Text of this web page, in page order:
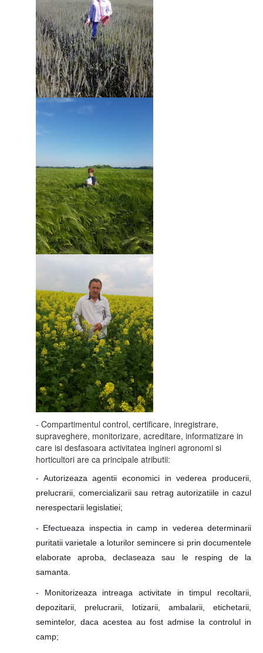
- Compartimentul control, certificare, inregistrare,
supraveghere, monitorizare, acreditare, informatizare in
care isi desfasoara activitatea ingineri agronomi si
horticultori are ca principale atributii:
- Autorizeaza agentii economici in vederea producerii,
prelucrarii, comercializarii sau retrag autorizatiile in cazul
nerespectarii legislatiei;
- Efectueaza inspectia in camp in vederea determinarii
puritatii varietale a loturilor semincere si prin documentele
elaborate aproba, declaseaza sau le resping de la
samanta.
- Monitorizeaza intreaga activitate in timpul recoltarii,
depozitarii, prelucrarii, lotizarii, ambalarii, etichetarii,
semintelor, daca acestea au fost admise la controlul in
camp;